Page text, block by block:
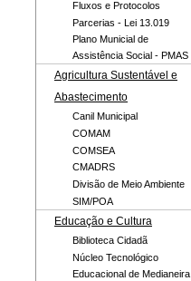
Fluxos e Protocolos
Parcerias - Lei 13.019
Plano Municial de
Assistência Social - PMAS
Agricultura Sustentável e
Abastecimento
Canil Municipal
COMAM
COMSEA
CMADRS
Divisão de Meio Ambiente
SIM/POA
Educação e Cultura
Biblioteca Cidadã
Núcleo Tecnológico
Educacional de Medianeira